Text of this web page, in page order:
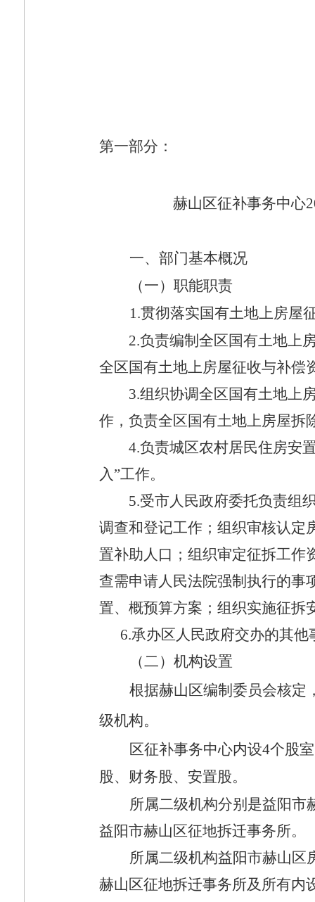
第一部分：
赫山区征补事务中心
一、部门基本概况
（一）职能职责
1.贯彻落实国有土地上房屋
2.负责编制全区国有土地上
全区国有土地上房屋征收与补偿
3.组织协调全区国有土地上
作，负责全区国有土地上房屋拆
4.负责城区农村居民住房安
入”工作。
5.受市人民政府委托负责组
调查和登记工作；组织审核认定
置补助人口；组织审定征拆工作
查需申请人民法院强制执行的事
置、概预算方案；组织实施征拆
6.承办区人民政府交办的其他
（二）机构设置
根据赫山区编制委员会核定
级机构。
区征补事务中心内设4个股
股、财务股、安置股。
所属二级机构分别是益阳市
益阳市赫山区征地拆迁事务所。
所属二级机构益阳市赫山区
赫山区征地拆迁事务所及所有内